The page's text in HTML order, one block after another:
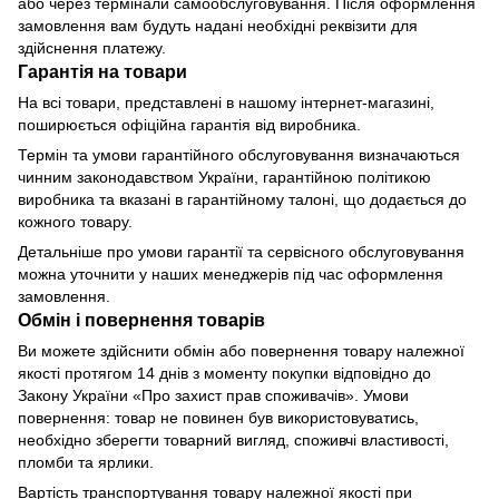
замовлення вам будуть надані необхідні реквізити для
здійснення платежу.
Гарантія на товари
На всі товари, представлені в нашому інтернет-магазині,
поширюється офіційна гарантія від виробника.
Термін та умови гарантійного обслуговування визначаються
чинним законодавством України, гарантійною політикою
виробника та вказані в гарантійному талоні, що додається до
кожного товару.
Детальніше про умови гарантії та сервісного обслуговування
можна уточнити у наших менеджерів під час оформлення
замовлення.
Обмін і повернення товарів
Ви можете здійснити обмін або повернення товару належної
якості протягом 14 днів з моменту покупки відповідно до
Закону України «Про захист прав споживачів». Умови
повернення: товар не повинен був використовуватись,
необхідно зберегти товарний вигляд, споживчі властивості,
пломби та ярлики.
Вартість транспортування товару належної якості при